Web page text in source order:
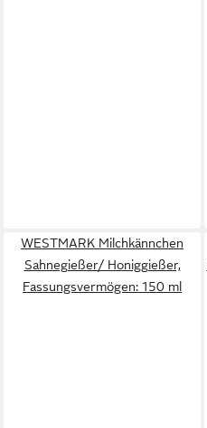
WESTMARK Milchkännchen
Sahnegießer/ Honiggießer,
Fassungsvermögen: 150 ml